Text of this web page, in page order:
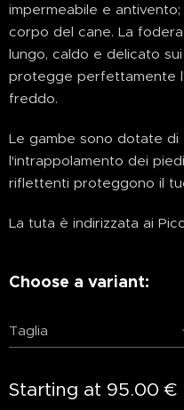
impermeabile e
corpo del cane. La
lungo, caldo e delicato
protegge perfettamente
freddo.
Le gambe sono dotate
l'intrappolamento dei
riflettenti proteggono il
La tuta è indirizzata ai
Choose a variant:
Taglia
Starting at 95.00 €